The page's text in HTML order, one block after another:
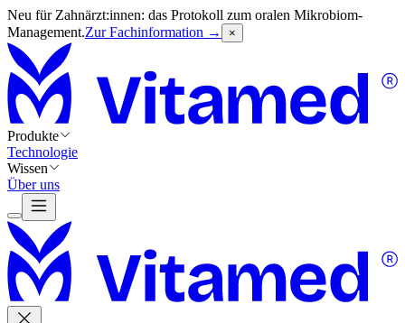
Neu für Zahnärzt:innen: das Protokoll zum oralen Mikrobiom-
Management.Zur Fachinformation → ×
Produkte
Technologie
Wissen
Über uns